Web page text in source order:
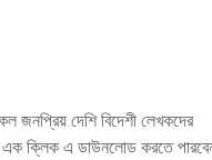
জনপ্রিয় দেশি বিদেশী লেখকদের
এক ক্লিক এ ডাউনলোড করতে